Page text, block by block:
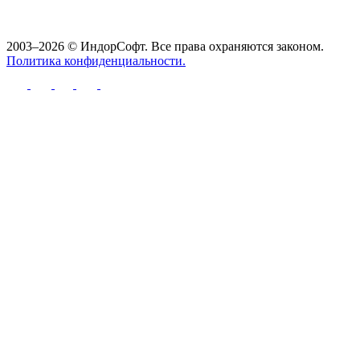
2003–2026 © ИндорСофт. Все права охраняются законом.
Политика конфиденциальности.